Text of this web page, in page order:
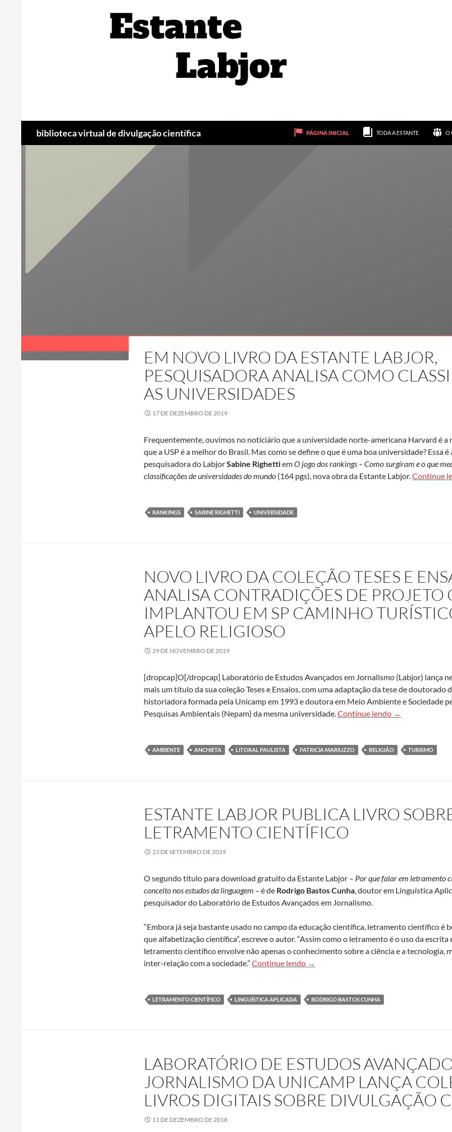
biblioteca virtual de divulgação científica PÁGINA INICIAL TODA A ESTANTE O
EM NOVO LIVRO DA ESTANTE LABJOR,
PESQUISADORA ANALISA COMO
AS UNIVERSIDADES
17 DE DEZEMBRO DE 2019
Frequentemente, ouvimos no noticiário que a universidade norte-americana Harvard é a
que a USP é a melhor do Brasil. Mas como se define o que é uma boa universidade? Essa
pesquisadora do LabjorSabine RighettiemO jogo dos rankings – Como surgiram e o que
classificações de universidades do mundo (164 pgs), nova obra da Estante Labjor.Continue
RANKINGS SABINE RIGHETTI UNIVERSIDADE
NOVO LIVRO DA COLEÇÃO TESES E
ANALISA CONTRADIÇÕES DE PROJETO
IMPLANTOU EM SP CAMINHO
APELO RELIGIOSO
29 DE NOVEMBRO DE 2019
[dropcap]O[/dropcap] Laboratório de Estudos Avançados em Jornalismo (Labjor) lança
mais um título da sua coleção Teses e Ensaios, com uma adaptação da tese de doutorado
historiadora formada pela Unicamp em 1993 e doutora em Meio Ambiente e Sociedade
Pesquisas Ambientais (Nepam) da mesma universidade.Continue lendo Novo livro da
→
AMBIENTE ANCHIETA LITORAL PAULISTA PATRICIA MARIUZZO RELIGIÃO TURISMO
ESTANTE LABJOR PUBLICA LIVRO
LETRAMENTO CIENTÍFICO
23 DE SETEMBRO DE 2019
O segundo título para download gratuito da Estante Labjor – Por que falar em letramento
conceito nos estudos da linguagem –é de Rodrigo Bastos Cunha, doutor em Linguística
pesquisador do Laboratório de Estudos Avançados em Jornalismo.
“Embora já seja bastante usado no campo da educação científica, letramento científico é
que alfabetização científica”, escreve o autor. “Assim como o letramento é o uso da escrita
letramento científico envolve não apenas o conhecimento sobre a ciência e a tecnologia,
inter-relação com a sociedade.” Continue lendo Estante Labjor publica livro sobre
→
LETRAMENTO CIENTÍFICO LINGUÍSTICA APLICADA RODRIGO BASTOS CUNHA
LABORATÓRIO DE ESTUDOS
JORNALISMO DA UNICAMP LANÇA
LIVROS DIGITAIS SOBRE DIVULGAÇÃO
11 DE DEZEMBRO DE 2018